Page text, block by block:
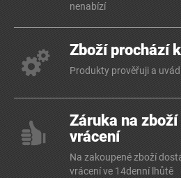
nenabízí
Zboží prochází
Produkty prověřuji a
Záruka na
vrácení
Na zakoupené zboží
vrácení ve 14denní lhůtě